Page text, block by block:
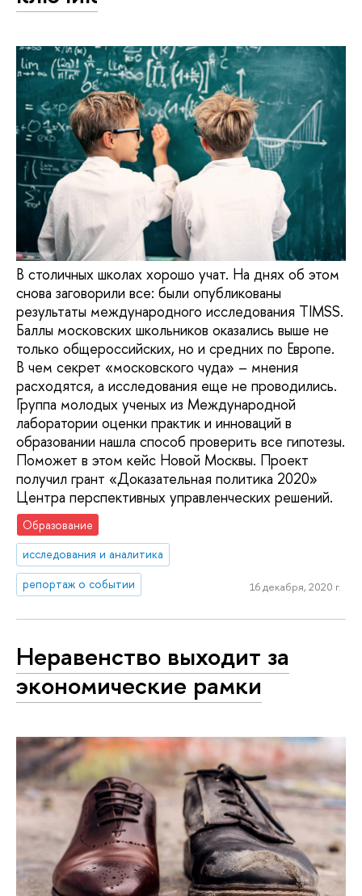
В столичных школах хорошо учат. На днях об этом
снова заговорили все: были опубликованы
результаты международного исследования TIMSS.
Баллы московских школьников оказались выше не
только общероссийских, но и средних по Европе.
В чем секрет «московского чуда» – мнения
расходятся, а исследования еще не проводились.
Группа молодых ученых из Международной
лаборатории оценки практик и инноваций в
образовании нашла способ проверить все гипотезы.
Поможет в этом кейс Новой Москвы. Проект
получил грант «Доказательная политика 2020»
Центра перспективных управленческих решений.
Образование
исследования и аналитика
репортаж о событии
16 декабря, 2020 г.
Неравенство выходит за
экономические рамки